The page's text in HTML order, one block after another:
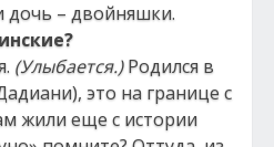
дочь – двойняшки.
(Улыбается.)Родился в
это на границе с
жили еще с истории